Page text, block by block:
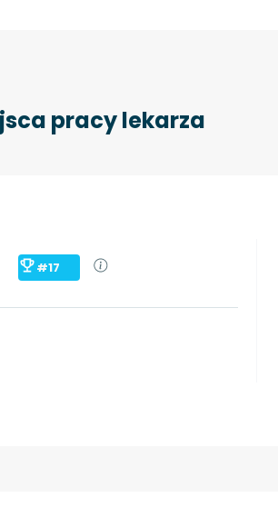
pracy lekarza
#17